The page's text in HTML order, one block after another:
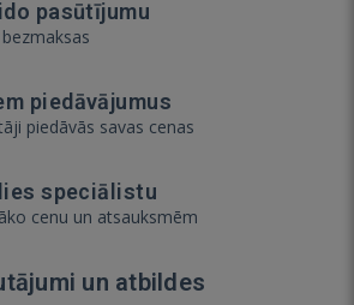
pasūtījumu
piedāvājumus
piedāvās savas cenas
speciālistu
cenu un atsauksmēm
un atbildes